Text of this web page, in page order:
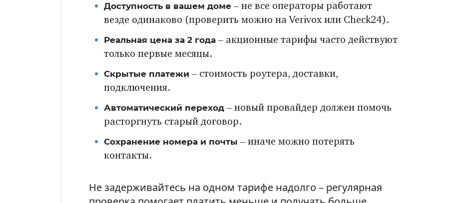
Доступность в вашем доме – не все операторы работают
везде одинаково (проверить можно на Verivox или Check24).
Реальная цена за 2 года – акционные тарифы часто действуют
только первые месяцы.
Скрытые платежи – стоимость роутера, доставки,
подключения.
Автоматический переход – новый провайдер должен помочь
расторгнуть старый договор.
Сохранение номера и почты – иначе можно потерять
контакты.
Не задерживайтесь на одном тарифе надолго – регулярная